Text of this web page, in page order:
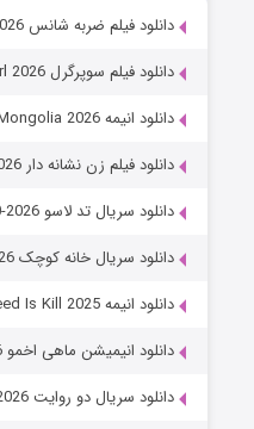
دانلود فیلم ضربه شانس Lucky Strike 2026
دانلود فیلم سوپرگرل Supergirl 2026
دانلود انیمه Jaadugar: A Witch in Mongolia 2026
دانلود فیلم زن نشانه دار The Marked Woman 2026
دانلود سریال تد لاسو Ted Lasso 2020-2026
دانلود سریال خانه کوچک Little House on the Prairie 2026
دانلود انیمه All You Need Is Kill 2025
دانلود انیمیشن ماهی اخمو The Pout-Pout Fish 2026
دانلود سریال دو روایت His & Hers 2026